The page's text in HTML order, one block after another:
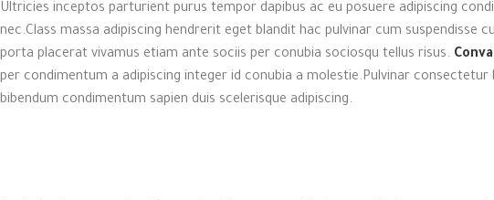
Ultricies inceptos parturient purus tempor dapibus ac eu posuere adipiscing
nec.Class massa adipiscing hendrerit eget blandit hac pulvinar cum suspendisse
porta placerat vivamus etiam ante sociis per conubia sociosqu tellus risus.
per condimentum a adipiscing integer id conubia a molestie.Pulvinar
bibendum condimentum sapien duis scelerisque adipiscing.